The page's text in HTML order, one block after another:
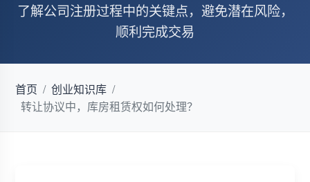
了解公司注册过程中的关键点，避免潜在风险，
顺利完成交易
首页 / 创业知识库 /
转让协议中，库房租赁权如何处理？